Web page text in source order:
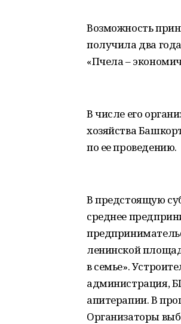
Возможность
получила два
«Пчела –
В числе его
хозяйства
по ее проведению.
В предстоящую
среднее
ленинской
в семье».
администрация,
апитерапии. В
Организаторы